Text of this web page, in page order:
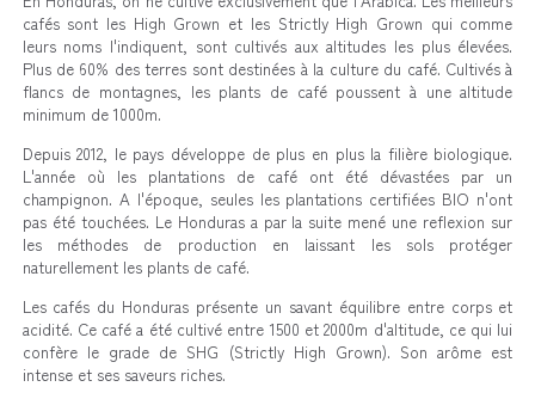
cafés sont les High Grown et les Strictly High Grown qui comme
leurs noms l'indiquent, sont cultivés aux altitudes les plus élevées.
Plus de 60% des terres sont destinées à la culture du café. Cultivés à
flancs de montagnes, les plants de café poussent à une altitude
minimum de 1000m.
Depuis 2012, le pays développe de plus en plus la filière biologique.
L'année où les plantations de café ont été dévastées par un
champignon. A l'époque, seules les plantations certifiées BIO n'ont
pas été touchées. Le Honduras a par la suite mené une reflexion sur
les méthodes de production en laissant les sols protéger
naturellement les plants de café.
Les cafés du Honduras présente un savant équilibre entre corps et
acidité. Ce café a été cultivé entre 1500 et 2000m d'altitude, ce qui lui
confère le grade de SHG (Strictly High Grown). Son arôme est
intense et ses saveurs riches.